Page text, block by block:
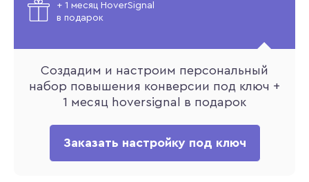
Создадим и настроим персональный
набор повышения конверсии под ключ +
1 месяц hoversignal в подарок
Заказать настройку под ключ
+ 1 месяц HoverSignal
в подарок